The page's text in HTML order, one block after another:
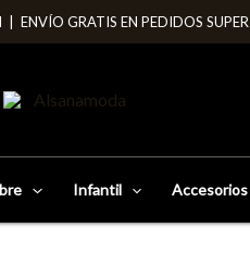
ENVÍO GRATIS EN PEDIDOS
Infantil Accesorios